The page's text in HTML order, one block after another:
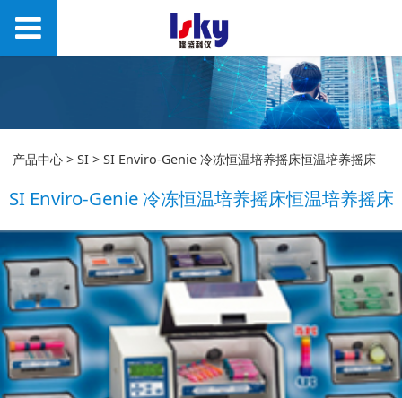
SI Enviro-Genie 冷冻
恒温培养摇床恒温培养
摇床
产品中心 >SI >SI Enviro-Genie 冷冻恒温培养摇床恒温培养摇床
SI Enviro-Genie 冷冻恒温培养摇床恒温培养摇床